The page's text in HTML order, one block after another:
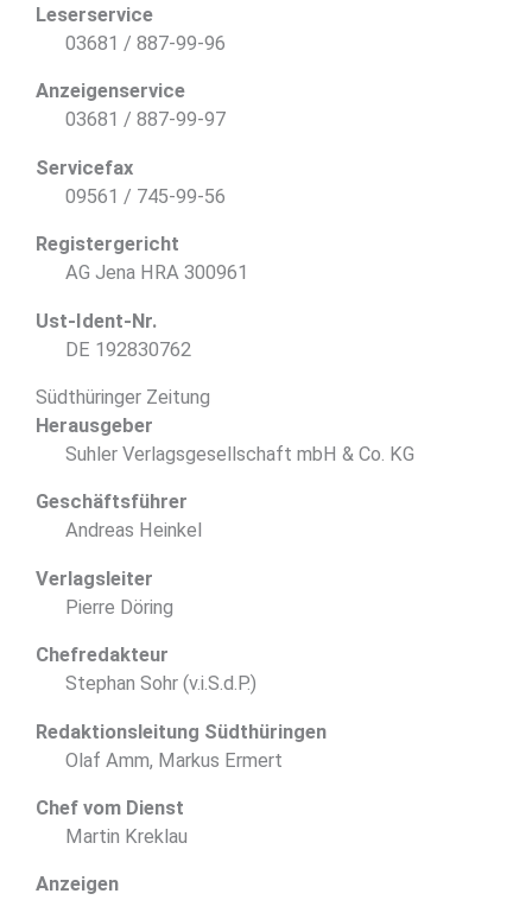
Leserservice
03681 / 887-99-96
Anzeigenservice
03681 / 887-99-97
Servicefax
09561 / 745-99-56
Registergericht
AG Jena HRA 300961
Ust-Ident-Nr.
DE 192830762
Südthüringer Zeitung
Herausgeber
Suhler Verlagsgesellschaft mbH & Co. KG
Geschäftsführer
Andreas Heinkel
Verlagsleiter
Pierre Döring
Chefredakteur
Stephan Sohr (v.i.S.d.P.)
Redaktionsleitung Südthüringen
Olaf Amm, Markus Ermert
Chef vom Dienst
Martin Kreklau
Anzeigen